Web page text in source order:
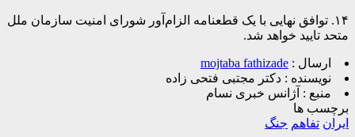
۱۴. توافق نهایی با یک قطعنامه الزام‌آور شورای امنیت سازمان ملل
متحد تایید خواهد شد.
ارسال : mojtaba fathizade
نویسنده : دکتر مجتبی فتحی زاده
منبع : آژانس خبری نسام
برچسب ها
ایران تفاهم جنگ